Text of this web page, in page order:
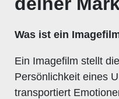
Was ist ein
Ein Imagefilm stellt
Persönlichkeit eines
transportiert